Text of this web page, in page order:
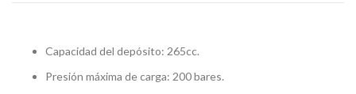
Capacidad del depósito: 265cc.
Presión máxima de carga: 200 bares.